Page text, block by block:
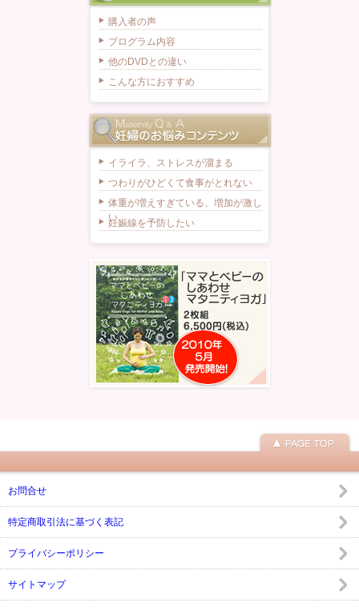
購入者の声
プログラム内容
他のDVDとの違い
こんな方におすすめ
イライラ、ストレスが溜まる
つわりがひどくて食事がとれない
体重が増えすぎている、増加が激し
い
妊娠線を予防したい
お問合せ
特定商取引法に基づく表記
プライバシーポリシー
サイトマップ